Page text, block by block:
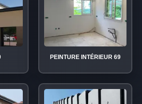
PEINTURE INTÉRIEUR 69